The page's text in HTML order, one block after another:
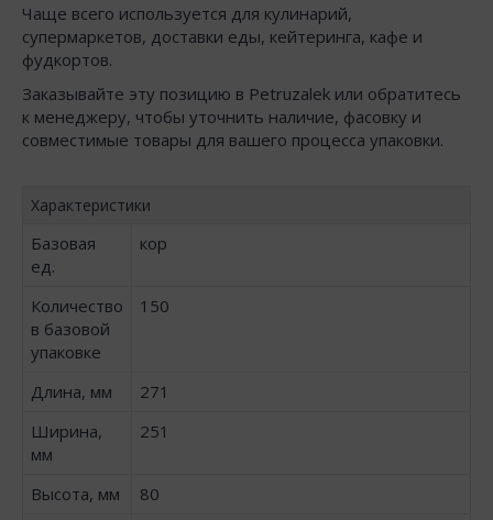
Чаще всего используется для кулинарий,
супермаркетов, доставки еды, кейтеринга, кафе и
фудкортов.
Заказывайте эту позицию в Petruzalek или обратитесь
к менеджеру, чтобы уточнить наличие, фасовку и
совместимые товары для вашего процесса упаковки.
Характеристики
Базовая
ед.
кор
Количество
в базовой
упаковке
150
Длина, мм
271
Ширина,
мм
251
Высота, мм
80